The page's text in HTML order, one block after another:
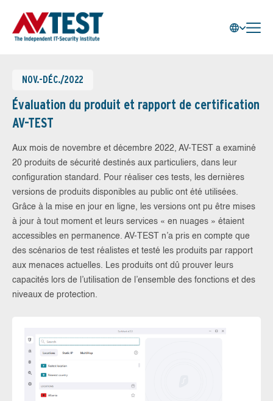
NOV.-DÉC./2022
Évaluation du produit et rapport de certification
AV-TEST
Aux mois de novembre et décembre 2022, AV-TEST a examiné
20 produits de sécurité destinés aux particuliers, dans leur
configuration standard. Pour réaliser ces tests, les dernières
versions de produits disponibles au public ont été utilisées.
Grâce à la mise en jour en ligne, les versions ont pu être mises
à jour à tout moment et leurs services « en nuages » étaient
accessibles en permanence. AV-TEST n’a pris en compte que
des scénarios de test réalistes et testé les produits par rapport
aux menaces actuelles. Les produits ont dû prouver leurs
capacités lors de l’utilisation de l’ensemble des fonctions et des
niveaux de protection.